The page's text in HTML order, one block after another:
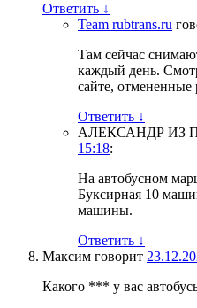
Ответить ↓
Team rubtrans.ru
Там сейчас
каждый день.
сайте, отмененные
Ответить ↓
АЛЕКСАНДР ИЗ
15:18:
На автобусном
Буксирная 10
машины.
Ответить ↓
Максим говорит
Какого *** у вас